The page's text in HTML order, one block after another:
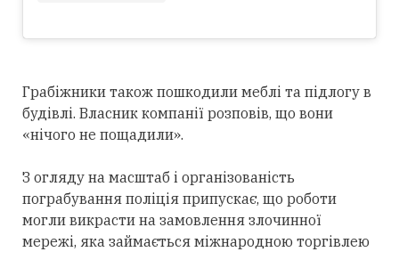
Грабіжники також пошкодили меблі та підлогу в
будівлі. Власник компанії розповів, що вони
«нічого не пощадили».
З огляду на масштаб і організованість
пограбування поліція припускає, що роботи
могли викрасти на замовлення злочинної
мережі, яка займається міжнародною торгівлею